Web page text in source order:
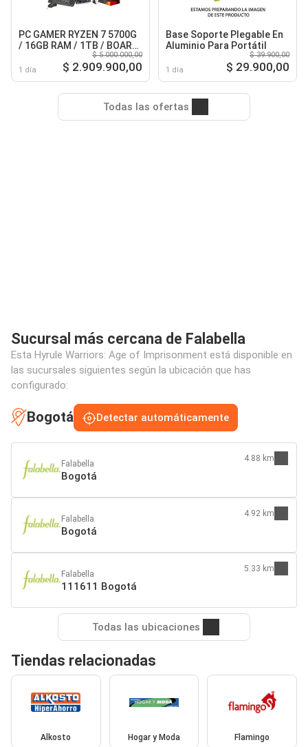
PC GAMER RYZEN 7 5700G
/ 16GB RAM / 1TB / BOARD
B550 WIFI / FUENTE 600W
80+ GOLD
1 día
$ 5.000.000,00
$ 2.909.900,00
Base Soporte Plegable En
Aluminio Para Portátil
1 día
$ 39.900,00
$ 29.900,00
Todas las ofertas
Sucursal más cercana de Falabella
Esta Hyrule Warriors: Age of Imprisonment está disponible en
las sucursales siguientes según la ubicación que has
configurado:
Bogotá Detectar automáticamente
Falabella
Bogotá
4.88 km
Falabella
Bogotá
4.92 km
Falabella
111611 Bogotá
5.33 km
Todas las ubicaciones
Tiendas relacionadas
Alkosto Hogar y Moda Flamingo